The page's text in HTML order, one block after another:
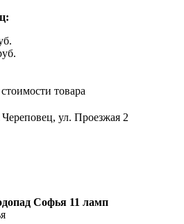
товара
Череповец, ул. Проезжая 2
Софья 11 ламп